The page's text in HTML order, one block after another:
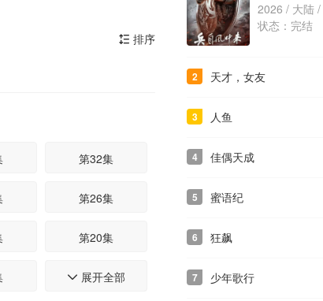
 排序
第32集
第26集
第20集
第14集
 展开全部
2026 / 大陆 /
状态：完结
2 天才，女友
3 人鱼
4 佳偶天成
5 蜜语纪
6 狂飙
7 少年歌行